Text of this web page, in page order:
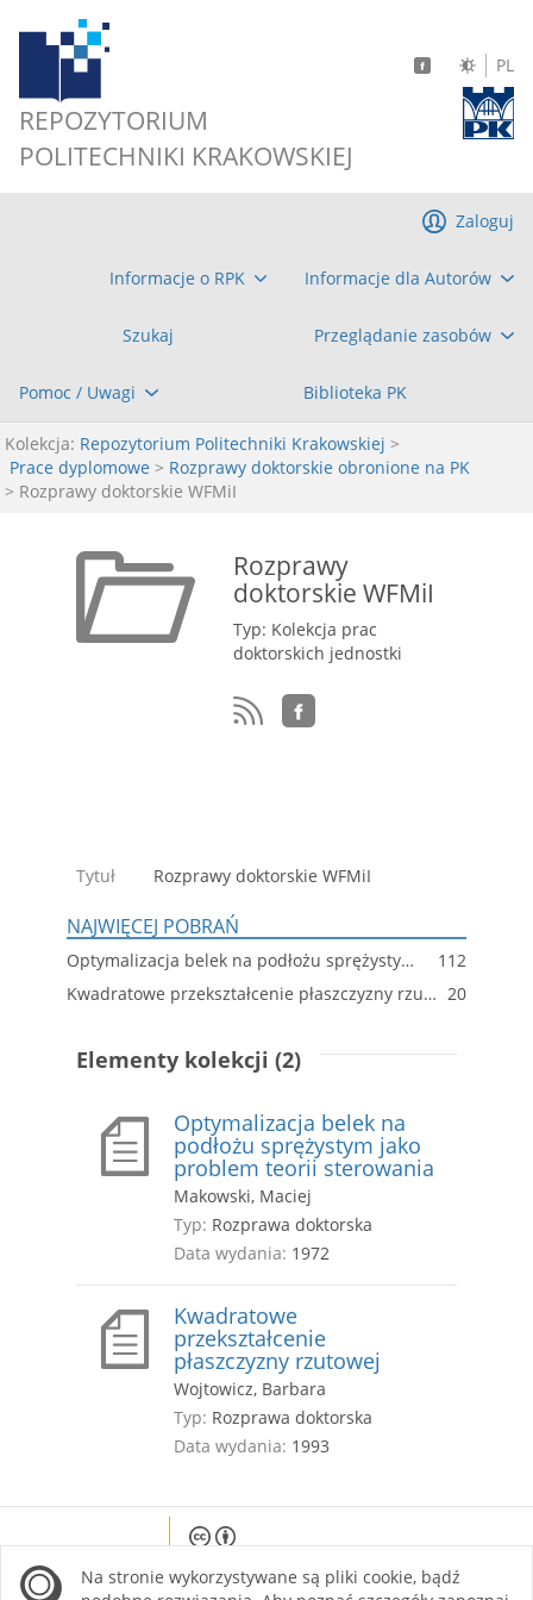
REPOZYTORIUM
POLITECHNIKI KRAKOWSKIEJ
PL
Informacje o RPK Informacje dla Autorów
Szukaj Przeglądanie zasobów
Pomoc / Uwagi Biblioteka PK
Zaloguj
Kolekcja: Repozytorium Politechniki Krakowskiej >
Prace dyplomowe > Rozprawy doktorskie obronione na PK
> Rozprawy doktorskie WFMiI
Rozprawy
doktorskie WFMiI
Typ: Kolekcja prac
doktorskich jednostki
Tytuł Rozprawy doktorskie WFMiI
NAJWIĘCEJ POBRAŃ
Optymalizacja belek na podłożu sprężystym jako problem teorii sterowania
112
Kwadratowe przekształcenie płaszczyzny rzutowej 20
Elementy kolekcji (2)
Optymalizacja belek na
podłożu sprężystym jako
problem teorii sterowania
Makowski, Maciej
Typ: Rozprawa doktorska
Data wydania: 1972
Kwadratowe
przekształcenie
płaszczyzny rzutowej
Wojtowicz, Barbara
Typ: Rozprawa doktorska
Data wydania: 1993
site is licensed under a Creative Commons
Na stronie wykorzystywane są pliki cookie, bądź